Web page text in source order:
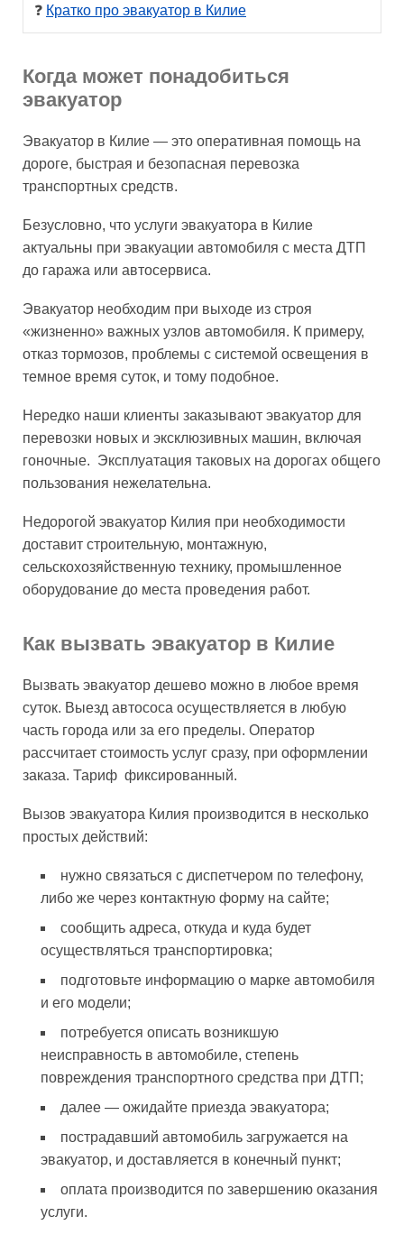
❓ Кратко про эвакуатор в Килие
Когда может понадобиться
эвакуатор
Эвакуатор в Килие — это оперативная помощь на
дороге, быстрая и безопасная перевозка
транспортных средств.
Безусловно, что услуги эвакуатора в Килие
актуальны при эвакуации автомобиля с места ДТП
до гаража или автосервиса.
Эвакуатор необходим при выходе из строя
«жизненно» важных узлов автомобиля. К примеру,
отказ тормозов, проблемы с системой освещения в
темное время суток, и тому подобное.
Нередко наши клиенты заказывают эвакуатор для
перевозки новых и эксклюзивных машин, включая
гоночные. Эксплуатация таковых на дорогах общего
пользования нежелательна.
Недорогой эвакуатор Килия при необходимости
доставит строительную, монтажную,
сельскохозяйственную технику, промышленное
оборудование до места проведения работ.
Как вызвать эвакуатор в Килие
Вызвать эвакуатор дешево можно в любое время
суток. Выезд автососа осуществляется в любую
часть города или за его пределы. Оператор
рассчитает стоимость услуг сразу, при оформлении
заказа. Тариф фиксированный.
Вызов эвакуатора Килия производится в несколько
простых действий:
нужно связаться с диспетчером по телефону,
либо же через контактную форму на сайте;
сообщить адреса, откуда и куда будет
осуществляться транспортировка;
подготовьте информацию о марке автомобиля
и его модели;
потребуется описать возникшую
неисправность в автомобиле, степень
повреждения транспортного средства при ДТП;
далее — ожидайте приезда эвакуатора;
пострадавший автомобиль загружается на
эвакуатор, и доставляется в конечный пункт;
оплата производится по завершению оказания
услуги.